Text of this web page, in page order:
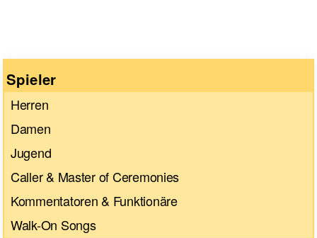
Spieler
Herren
Damen
Jugend
Caller & Master of Ceremonies
Kommentatoren & Funktionäre
Walk-On Songs